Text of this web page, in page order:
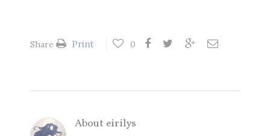
Share Print 0
About eirilys